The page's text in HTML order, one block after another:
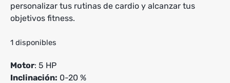
personalizar tus rutinas de cardio y alcanzar tus
objetivos fitness.
1 disponibles
Motor: 5 HP
Inclinación: 0-20 %